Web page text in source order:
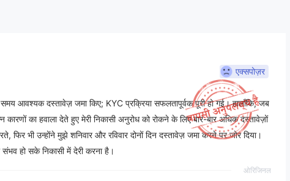
एक्सपोज़र
आवश्यक दस्तावेज़ जमा किए; KYC प्रक्रिया सफलतापूर्वक पूरी हो गई। हालाँकि, जब
का हवाला देते हुए मेरी निकासी अनुरोध को रोकने के लिए बार-बार अधिक दस्तावेज़ों
फिर भी उन्होंने मुझे शनिवार और रविवार दोनों दिन दस्तावेज़ जमा करने पर जोर दिया।
हो सके निकासी में देरी करना है।
ओरिजिनल